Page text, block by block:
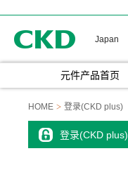
Japan
元件产品首页
HOME 登录(CKD plus)
登录(CKD plus)